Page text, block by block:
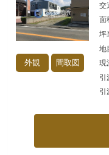
外観 間取図
坪
引
引